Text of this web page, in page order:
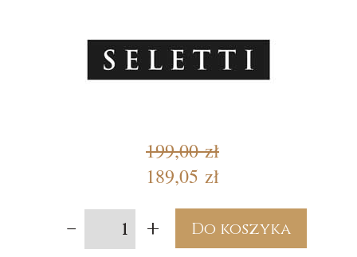
199,00 zł
189,05 zł
- + Do koszyka